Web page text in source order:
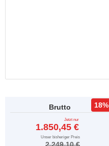
Brutto
Jetzt nur
1.850,45 €
Unser bisheriger Preis
18%